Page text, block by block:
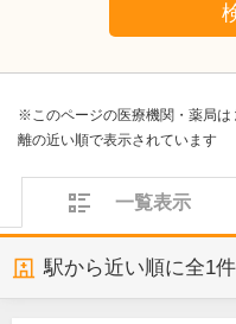
※このページの医療機関・薬局は
離の近い順で表示されています
一覧表示
駅から近い順に全1